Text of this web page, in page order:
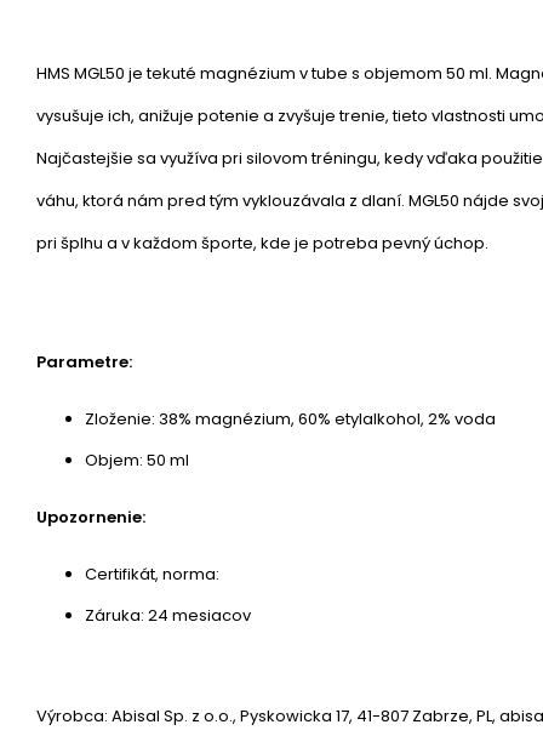
HMS MGL50 je tekuté magnézium v tube s objemom 50 ml.
vysušuje ich, anižuje potenie a zvyšuje trenie, tieto vlastnosti
Najčastejšie sa využíva pri silovom tréningu, kedy vďaka
váhu, ktorá nám pred tým vyklouzávala z dlaní. MGL50 nájde
pri šplhu a v každom športe, kde je potreba pevný úchop.
Parametre:
Zloženie: 38% magnézium, 60% etylalkohol, 2% voda
Objem: 50 ml
Upozornenie:
Certifikát, norma:
Záruka: 24 mesiacov
Výrobca: Abisal Sp. z o.o., Pyskowicka 17, 41-807 Zabrze, PL,